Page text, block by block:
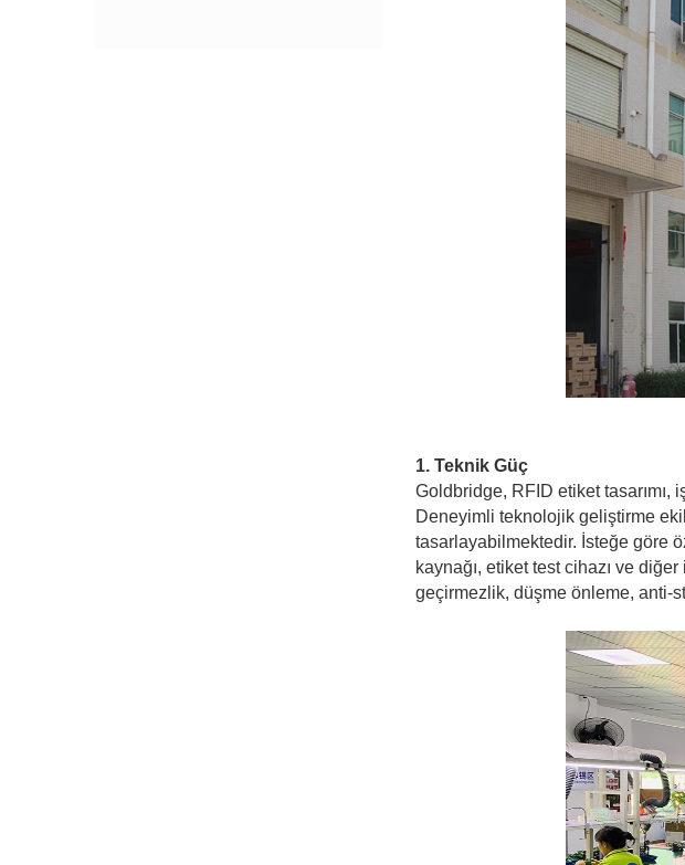
1. Teknik Güç
Goldbridge, RFID etiket tasarımı,
Deneyimli teknolojik geliştirme
tasarlayabilmektedir. İsteğe göre
kaynağı, etiket test cihazı ve
geçirmezlik, düşme önleme, anti-